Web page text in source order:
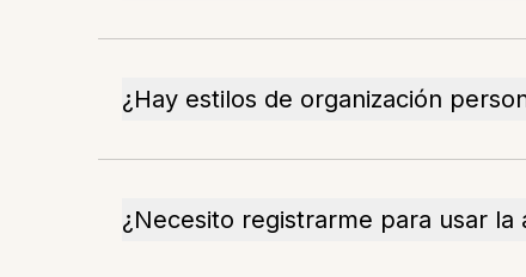
¿Hay estilos de organización
¿Necesito registrarme para usar la